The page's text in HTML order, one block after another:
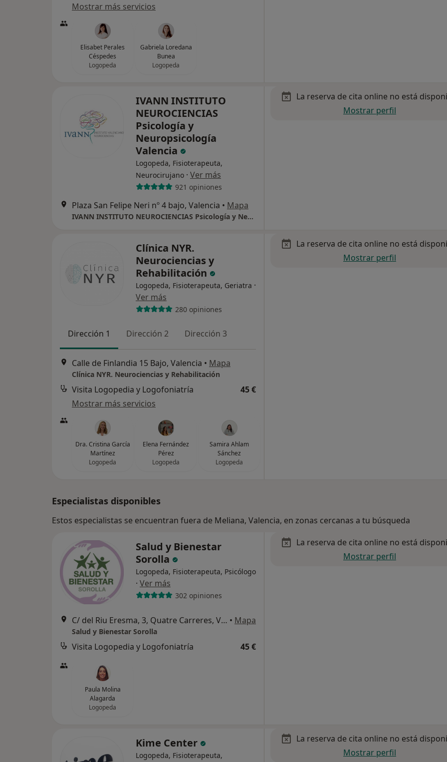
Mostrar más servicios
Elisabet Perales
Céspedes
Logopeda
Gabriela Loredana
Bunea
Logopeda
IVANN INSTITUTO
NEUROCIENCIAS
Psicología y
Neuropsicología
Valencia
Logopeda, Fisioterapeuta,
Neurocirujano · Ver más
921 opiniones
Plaza San Felipe Neri nº 4 bajo, Valencia • Mapa
IVANN INSTITUTO NEUROCIENCIAS Psicología y Neuropsicología Valencia
La reserva de cita online no está
Mostrar perfil
Clínica NYR.
Neurociencias y
Rehabilitación
Logopeda, Fisioterapeuta, Geriatra ·
Ver más
280 opiniones
Dirección 1 Dirección 2 Dirección 3
Calle de Finlandia 15 Bajo, Valencia • Mapa
Clínica NYR. Neurociencias y Rehabilitación
Visita Logopedia y Logofoniatría
45 €
Mostrar más servicios
Dra. Cristina García
Martínez
Logopeda
Elena Fernández
Pérez
Logopeda
Samira Ahlam
Sánchez
Logopeda
La reserva de cita online no está
Mostrar perfil
Especialistas disponibles
Estos especialistas se encuentran fuera de Meliana, Valencia, en zonas cercanas a tu búsqueda
Salud y Bienestar
Sorolla
Logopeda, Fisioterapeuta, Psicólogo
· Ver más
302 opiniones
C/ del Riu Eresma, 3, Quatre Carreres, Valencia • Mapa
Salud y Bienestar Sorolla
Visita Logopedia y Logofoniatría 45 €
Paula Molina
Alagarda
Logopeda
La reserva de cita online no está
Mostrar perfil
Kime Center
Logopeda, Fisioterapeuta,
La reserva de cita online no está
Mostrar perfil